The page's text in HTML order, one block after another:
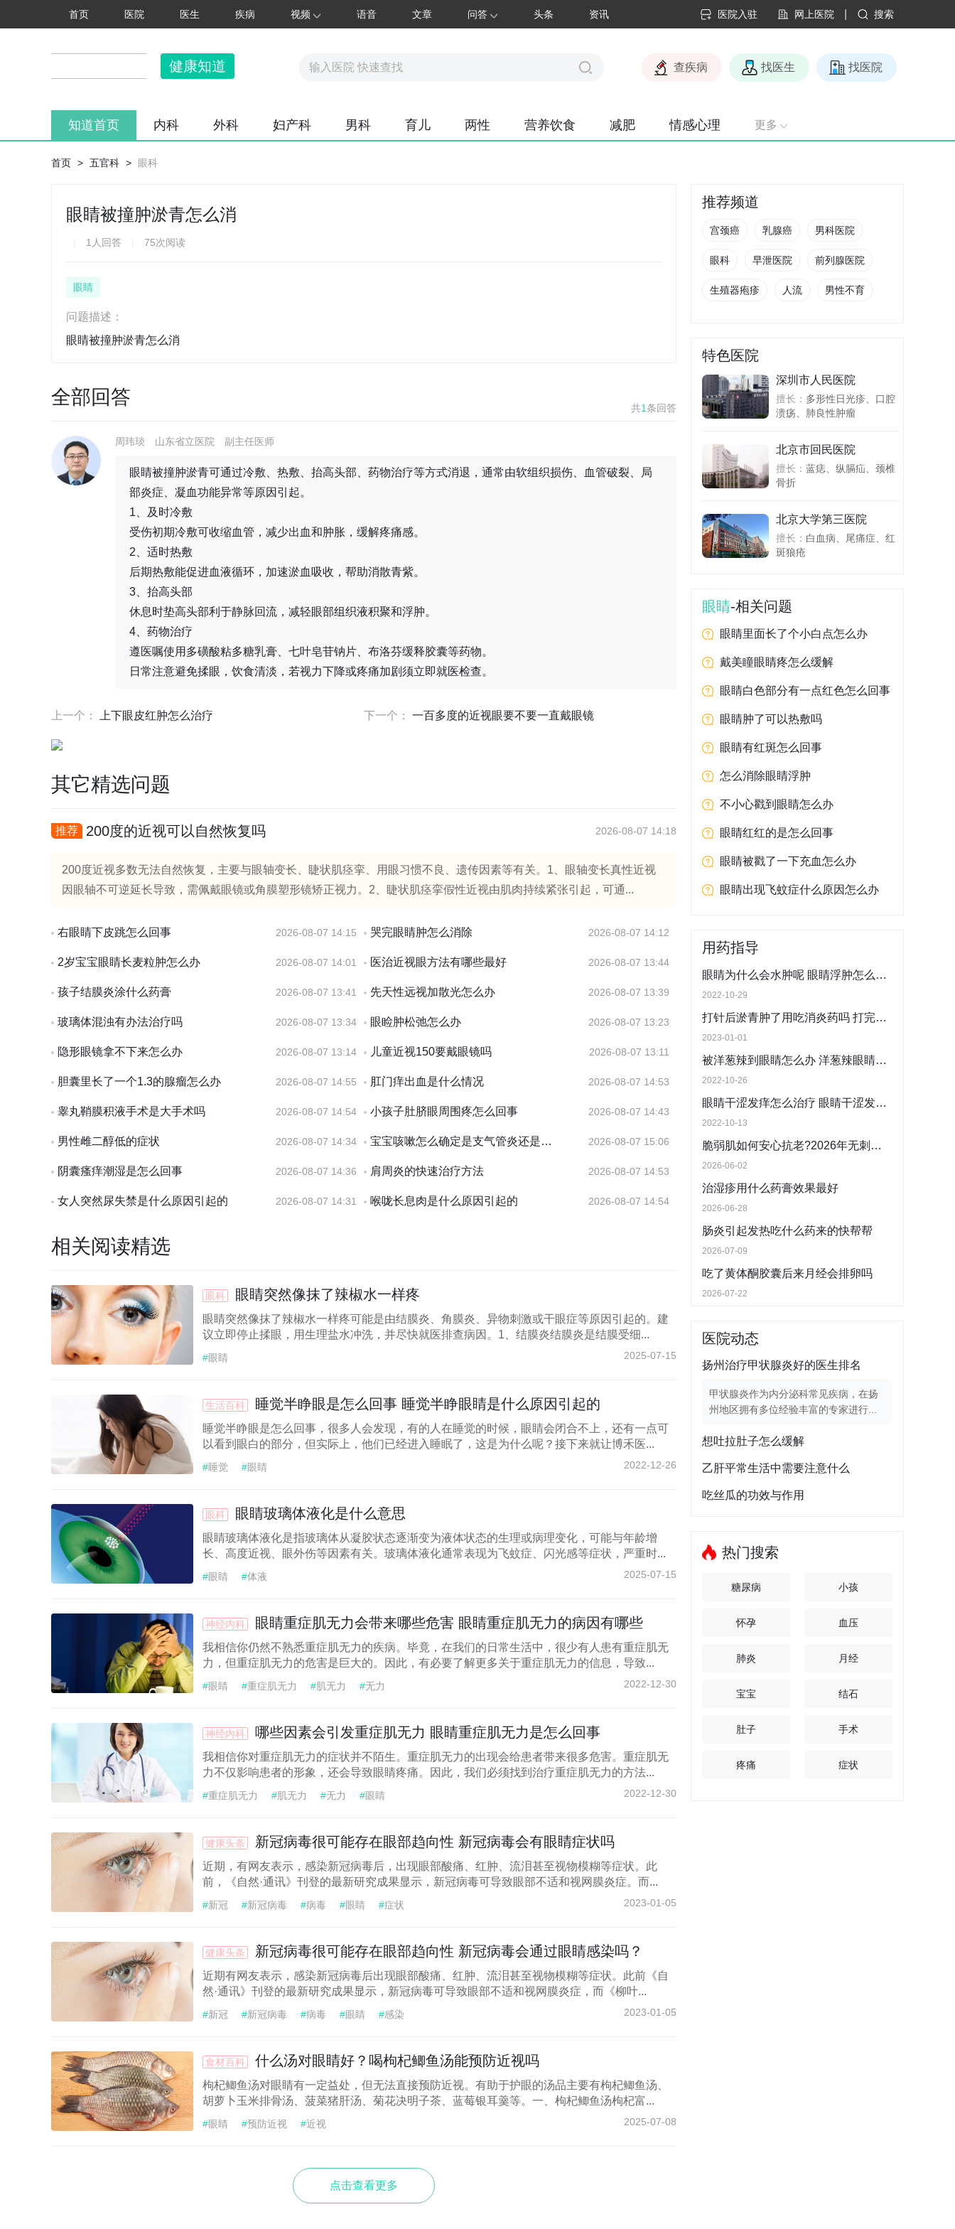
首页 医院 医生 疾病 视频 语音 文章 问答 头条 资讯 医院入驻 网上医院 搜索
健康知道 查疾病 找医生 找医院
知道首页 内科 外科 妇产科 男科 育儿 两性 营养饮食 减肥 情感心理 更多
首页 > 五官科 > 眼科
眼睛被撞肿淤青怎么消
1人回答 75次阅读
眼睛
问题描述：
眼睛被撞肿淤青怎么消
全部回答 共1 条回答
周玮琰 山东省立医院 副主任医师
眼睛被撞肿淤青可通过冷敷、热敷、抬高头部、药物治疗等方式消退，通常由软组织损伤、血管破裂、局
部炎症、凝血功能异常等原因引起。
1、及时冷敷
受伤初期冷敷可收缩血管，减少出血和肿胀，缓解疼痛感。
2、适时热敷
后期热敷能促进血液循环，加速淤血吸收，帮助消散青紫。
3、抬高头部
休息时垫高头部利于静脉回流，减轻眼部组织液积聚和浮肿。
4、药物治疗
遵医嘱使用多磺酸粘多糖乳膏、七叶皂苷钠片、布洛芬缓释胶囊等药物。
日常注意避免揉眼，饮食清淡，若视力下降或疼痛加剧须立即就医检查。
上一个： 上下眼皮红肿怎么治疗 下一个： 一百多度的近视眼要不要一直戴眼镜
其它精选问题
推荐 200度的近视可以自然恢复吗 2026-08-07 14:18
200度近视多数无法自然恢复，主要与眼轴变长、睫状肌痉挛、用眼习惯不良、遗传因素等有关。1、眼轴变长真性近视
因眼轴不可逆延长导致，需佩戴眼镜或角膜塑形镜矫正视力。2、睫状肌痉挛假性近视由肌肉持续紧张引起，可通...
右眼睛下皮跳怎么回事 2026-08-07 14:15 哭完眼睛肿怎么消除 2026-08-07 14:12
2岁宝宝眼睛长麦粒肿怎么办 2026-08-07 14:01 医治近视眼方法有哪些最好 2026-08-07 13:44
孩子结膜炎涂什么药膏 2026-08-07 13:41 先天性远视加散光怎么办 2026-08-07 13:39
玻璃体混浊有办法治疗吗 2026-08-07 13:34 眼睑肿松弛怎么办 2026-08-07 13:23
隐形眼镜拿不下来怎么办 2026-08-07 13:14 儿童近视150要戴眼镜吗 2026-08-07 13:11
胆囊里长了一个1.3的腺瘤怎么办 2026-08-07 14:55 肛门痒出血是什么情况 2026-08-07 14:53
睾丸鞘膜积液手术是大手术吗 2026-08-07 14:54 小孩子肚脐眼周围疼怎么回事 2026-08-07 14:43
男性雌二醇低的症状 2026-08-07 14:34 宝宝咳嗽怎么确定是支气管炎还是百日咳 2026-08-07 15:06
阴囊瘙痒潮湿是怎么回事 2026-08-07 14:36 肩周炎的快速治疗方法 2026-08-07 14:53
女人突然尿失禁是什么原因引起的 2026-08-07 14:31 喉咙长息肉是什么原因引起的 2026-08-07 14:54
相关阅读精选
眼科 眼睛突然像抹了辣椒水一样疼
眼睛突然像抹了辣椒水一样疼可能是由结膜炎、角膜炎、异物刺激或干眼症等原因引起的。建
议立即停止揉眼，用生理盐水冲洗，并尽快就医排查病因。1、结膜炎结膜炎是结膜受细...
#眼睛 2025-07-15
生活百科 睡觉半睁眼是怎么回事 睡觉半睁眼睛是什么原因引起的
睡觉半睁眼是怎么回事，很多人会发现，有的人在睡觉的时候，眼睛会闭合不上，还有一点可
以看到眼白的部分，但实际上，他们已经进入睡眠了，这是为什么呢？接下来就让博禾医...
#睡觉 #眼睛 2022-12-26
眼科 眼睛玻璃体液化是什么意思
眼睛玻璃体液化是指玻璃体从凝胶状态逐渐变为液体状态的生理或病理变化，可能与年龄增
长、高度近视、眼外伤等因素有关。玻璃体液化通常表现为飞蚊症、闪光感等症状，严重时...
#眼睛 #体液 2025-07-15
神经内科 眼睛重症肌无力会带来哪些危害 眼睛重症肌无力的病因有哪些
我相信你仍然不熟悉重症肌无力的疾病。毕竟，在我们的日常生活中，很少有人患有重症肌无
力，但重症肌无力的危害是巨大的。因此，有必要了解更多关于重症肌无力的信息，导致...
#眼睛 #重症肌无力 #肌无力 #无力 2022-12-30
神经内科 哪些因素会引发重症肌无力 眼睛重症肌无力是怎么回事
我相信你对重症肌无力的症状并不陌生。重症肌无力的出现会给患者带来很多危害。重症肌无
力不仅影响患者的形象，还会导致眼睛疼痛。因此，我们必须找到治疗重症肌无力的方法...
#重症肌无力 #肌无力 #无力 #眼睛 2022-12-30
健康头条 新冠病毒很可能存在眼部趋向性 新冠病毒会有眼睛症状吗
近期，有网友表示，感染新冠病毒后，出现眼部酸痛、红肿、流泪甚至视物模糊等症状。此
前，《自然·通讯》刊登的最新研究成果显示，新冠病毒可导致眼部不适和视网膜炎症。而...
#新冠 #新冠病毒 #病毒 #眼睛 #症状 2023-01-05
健康头条 新冠病毒很可能存在眼部趋向性 新冠病毒会通过眼睛感染吗？
近期有网友表示，感染新冠病毒后出现眼部酸痛、红肿、流泪甚至视物模糊等症状。此前《自
然·通讯》刊登的最新研究成果显示，新冠病毒可导致眼部不适和视网膜炎症，而《柳叶...
#新冠 #新冠病毒 #病毒 #眼睛 #感染 2023-01-05
食材百科 什么汤对眼睛好？喝枸杞鲫鱼汤能预防近视吗
枸杞鲫鱼汤对眼睛有一定益处，但无法直接预防近视。有助于护眼的汤品主要有枸杞鲫鱼汤、
胡萝卜玉米排骨汤、菠菜猪肝汤、菊花决明子茶、蓝莓银耳羹等。一、枸杞鲫鱼汤枸杞富...
#眼睛 #预防近视 #近视 2025-07-08
点击查看更多
推荐频道
宫颈癌 乳腺癌 男科医院
眼科 早泄医院 前列腺医院
生殖器疱疹 人流 男性不育
特色医院
深圳市人民医院
擅长： 多形性日光疹、口腔
溃疡、肺良性肿瘤
北京市回民医院
擅长： 蓝痣、纵膈疝、颈椎
骨折
北京大学第三医院
擅长： 白血病、尾痛症、红
斑狼疮
眼睛-相关问题
眼睛里面长了个小白点怎么办
戴美瞳眼睛疼怎么缓解
眼睛白色部分有一点红色怎么回事
眼睛肿了可以热敷吗
眼睛有红斑怎么回事
怎么消除眼睛浮肿
不小心戳到眼睛怎么办
眼睛红红的是怎么回事
眼睛被戳了一下充血怎么办
眼睛出现飞蚊症什么原因怎么办
用药指导
眼睛为什么会水肿呢 眼睛浮肿怎么快速消除
2022-10-29
打针后淤青肿了用吃消炎药吗 打完血栓针后有点淤青
2023-01-01
被洋葱辣到眼睛怎么办 洋葱辣眼睛后怎么处理
2022-10-26
眼睛干涩发痒怎么治疗 眼睛干涩发痒如何消除
2022-10-13
脆弱肌如何安心抗老?2026年无刺激添加且修护力强的抗皱面膜盘点
2026-06-02
治湿疹用什么药膏效果最好
2026-06-28
肠炎引起发热吃什么药来的快帮帮
2026-07-09
吃了黄体酮胶囊后来月经会排卵吗
2026-07-22
医院动态
扬州治疗甲状腺炎好的医生排名
甲状腺炎作为内分泌科常见疾病，在扬
州地区拥有多位经验丰富的专家进行...
想吐拉肚子怎么缓解
乙肝平常生活中需要注意什么
吃丝瓜的功效与作用
热门搜索
糖尿病 小孩
怀孕 血压
肺炎 月经
宝宝 结石
肚子 手术
疼痛 症状